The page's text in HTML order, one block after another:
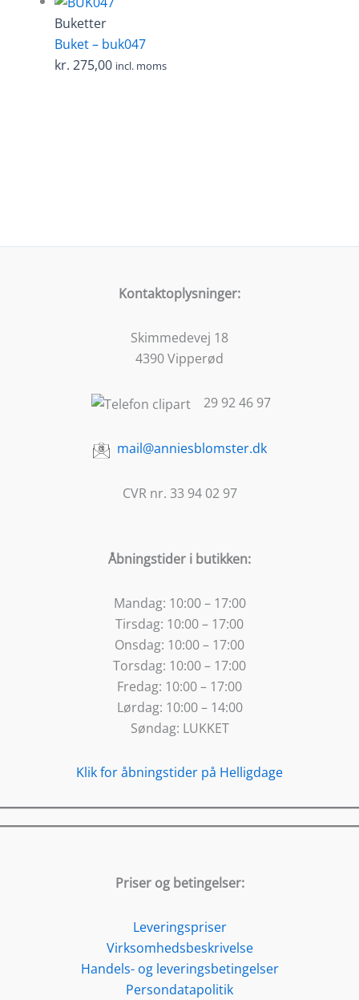
Buketter
Buket – buk047
kr. 275,00 incl. moms
Kontaktoplysninger:
Skimmedevej 18
4390 Vipperød
29 92 46 97
mail@anniesblomster.dk
CVR nr. 33 94 02 97
Åbningstider i butikken:
Mandag: 10:00 – 17:00
Tirsdag: 10:00 – 17:00
Onsdag: 10:00 – 17:00
Torsdag: 10:00 – 17:00
Fredag: 10:00 – 17:00
Lørdag: 10:00 – 14:00
Søndag: LUKKET
Klik for åbningstider på Helligdage
Priser og betingelser:
Leveringspriser
Virksomhedsbeskrivelse
Handels- og leveringsbetingelser
Persondatapolitik